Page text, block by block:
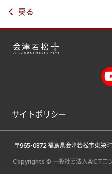
戻る
サイトポリシー
〒965-0872 福島県会津若松市東栄
Copyrights © 一般社団法人AiCTコ